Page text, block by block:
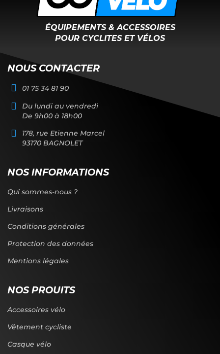
ÉQUIPEMENTS & ACCESSOIRES
POUR CYCLITES ET VÉLOS
NOUS CONTACTER
01 75 34 81 90
Du lundi au vendredi
De 9h00 à 18h00
178, rue Etienne Marcel
93170 BAGNOLET
NOS INFORMATIONS
Qui sommes-nous ?
Livraisons
Conditions générales
Protection des données
Mentions légales
NOS PROUITS
Accessoires vélo
Vêtement cycliste
Casque vélo